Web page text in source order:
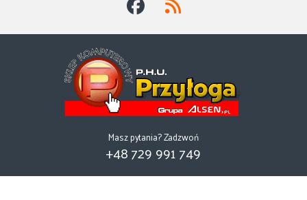
Masz pytania? Zadzwoń
+48 729 991 749